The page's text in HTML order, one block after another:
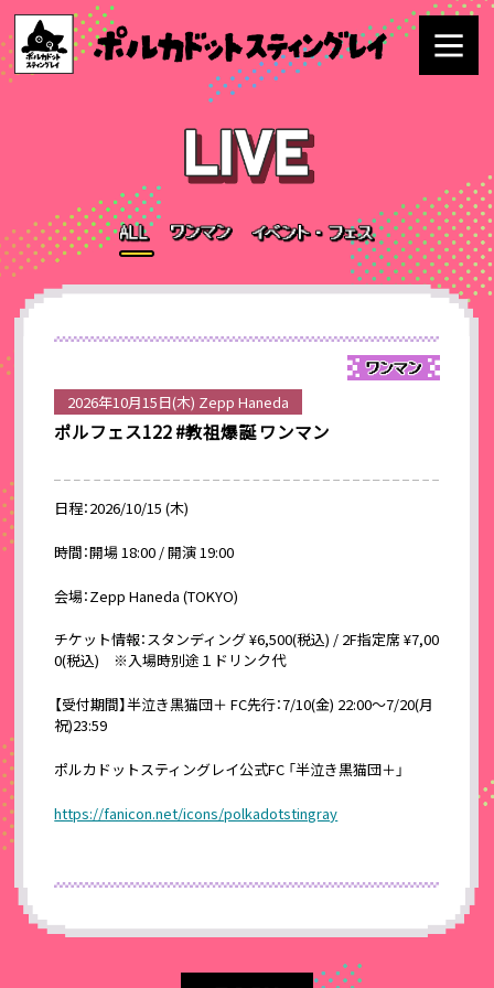
2026年10月15日(木) Zepp Haneda
ポルフェス122 #教祖爆誕 ワンマン
日程：2026/10/15 (木)
時間：開場 18:00 / 開演 19:00
会場：Zepp Haneda (TOKYO)
チケット情報：スタンディング ¥6,500(税込) / 2F指定席 ¥7,00
0(税込) ※入場時別途１ドリンク代
【受付期間】半泣き黒猫団＋ FC先行：7/10(金) 22:00〜7/20(月
祝)23:59
ポルカドットスティングレイ公式FC 「半泣き黒猫団＋」
https://fanicon.net/icons/polkadotstingray